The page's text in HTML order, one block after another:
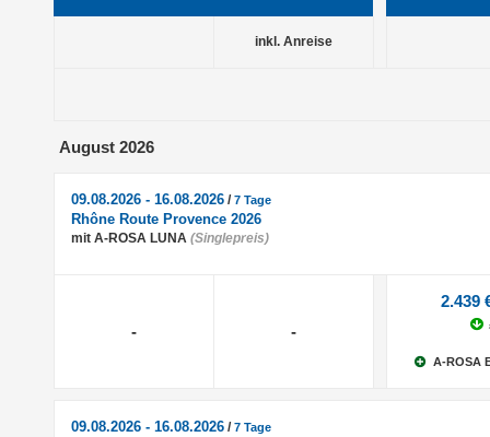
inkl. Anreise
August 2026
09.08.2026 - 16.08.2026 /7 Tage
Rhône Route Provence 2026
mit A-ROSA LUNA (Singlepreis)
- -
2.439
A-ROSA
09.08.2026 - 16.08.2026 /7 Tage